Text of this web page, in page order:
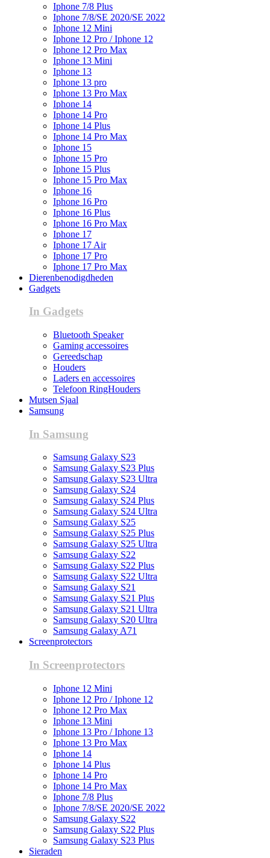
Iphone 7/8 Plus
Iphone 7/8/SE 2020/SE 2022
Iphone 12 Mini
Iphone 12 Pro / Iphone 12
Iphone 12 Pro Max
Iphone 13 Mini
Iphone 13
Iphone 13 pro
Iphone 13 Pro Max
Iphone 14
Iphone 14 Pro
Iphone 14 Plus
Iphone 14 Pro Max
Iphone 15
Iphone 15 Pro
Iphone 15 Plus
Iphone 15 Pro Max
Iphone 16
Iphone 16 Pro
Iphone 16 Plus
Iphone 16 Pro Max
Iphone 17
Iphone 17 Air
Iphone 17 Pro
Iphone 17 Pro Max
Dierenbenodigdheden
Gadgets
In Gadgets
Bluetooth Speaker
Gaming accessoires
Gereedschap
Houders
Laders en accessoires
Telefoon RingHouders
Mutsen Sjaal
Samsung
In Samsung
Samsung Galaxy S23
Samsung Galaxy S23 Plus
Samsung Galaxy S23 Ultra
Samsung Galaxy S24
Samsung Galaxy S24 Plus
Samsung Galaxy S24 Ultra
Samsung Galaxy S25
Samsung Galaxy S25 Plus
Samsung Galaxy S25 Ultra
Samsung Galaxy S22
Samsung Galaxy S22 Plus
Samsung Galaxy S22 Ultra
Samsung Galaxy S21
Samsung Galaxy S21 Plus
Samsung Galaxy S21 Ultra
Samsung Galaxy S20 Ultra
Samsung Galaxy A71
Screenprotectors
In Screenprotectors
Iphone 12 Mini
Iphone 12 Pro / Iphone 12
Iphone 12 Pro Max
Iphone 13 Mini
Iphone 13 Pro / Iphone 13
Iphone 13 Pro Max
Iphone 14
Iphone 14 Plus
Iphone 14 Pro
Iphone 14 Pro Max
Iphone 7/8 Plus
Iphone 7/8/SE 2020/SE 2022
Samsung Galaxy S22
Samsung Galaxy S22 Plus
Samsung Galaxy S23 Plus
Sieraden